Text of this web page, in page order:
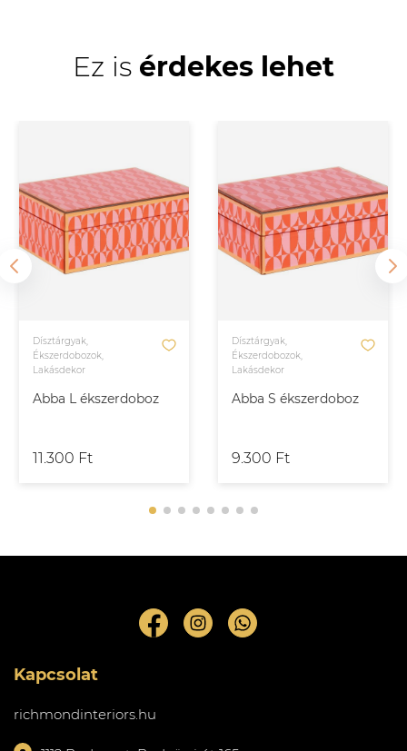
Ez is érdekes lehet
Abba L ékszerdoboz
Dísztárgyak,
Ékszerdobozok,
Lakásdekor
11.300 Ft
Abba S ékszerdoboz
Dísztárgyak,
Ékszerdobozok,
Lakásdekor
9.300 Ft
Kapcsolat
richmondinteriors.hu